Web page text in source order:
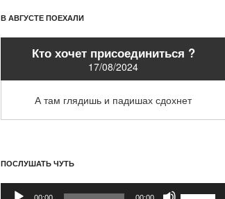
В АВГУСТЕ ПОЕХАЛИ
Кто хочет присоединиться ?
17/08/2024
А там глядишь и падишах сдохнет
ПОСЛУШАТЬ ЧУТЬ
Аудиоплеер